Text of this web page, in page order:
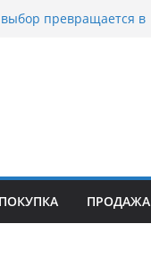
превращается в
почему
auto
классика или
ПОКУПКА ПРОДАЖА